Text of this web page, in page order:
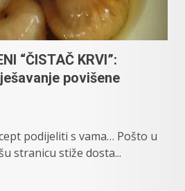
“ČISTAČ KRVI”:
povišene
podijeliti s vama… Pošto u
stranicu stiže dosta...